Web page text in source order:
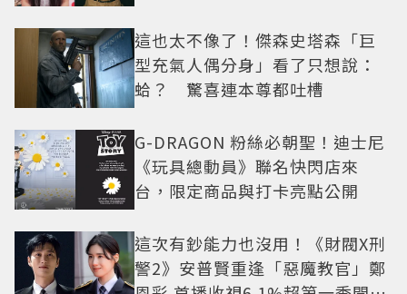
這也太不像了！傑森史塔森「巨
型充氣人偶分身」看了只想說：
蛤？ 驚喜連本尊都吐槽
G-DRAGON 粉絲必朝聖！迪士尼
《玩具總動員》聯名快閃店來
台，限定商品與打卡亮點公開
這次有鈔能力也沒用！《財閥X刑
警2》安普賢重逢「惡魔教官」鄭